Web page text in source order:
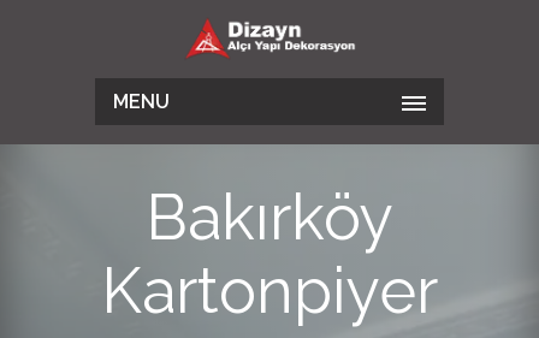
MENU
Bakırköy
Kartonpiyer